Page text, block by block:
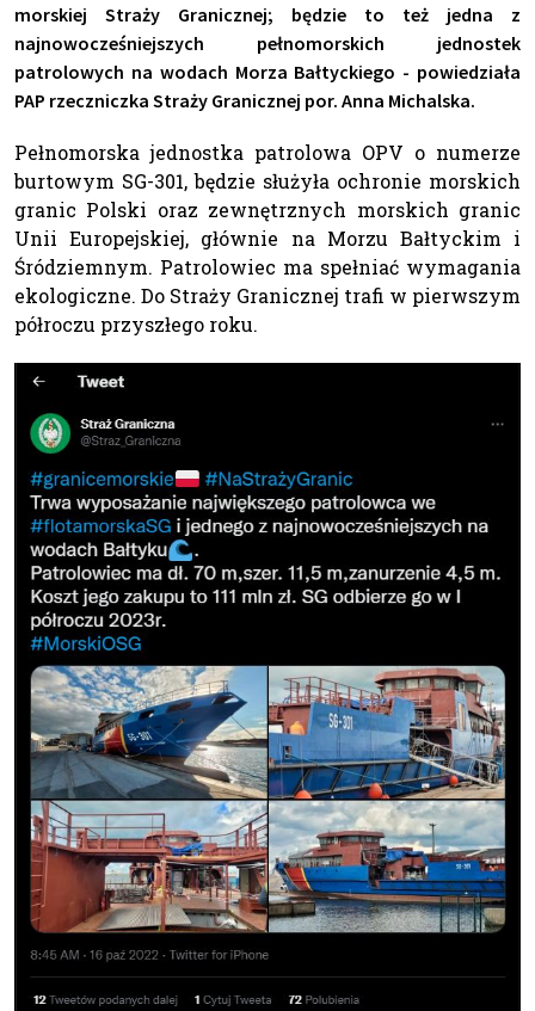
morskiej Straży Granicznej; będzie to też jedna z
najnowocześniejszych pełnomorskich jednostek
patrolowych na wodach Morza Bałtyckiego - powiedziała
PAP rzeczniczka Straży Granicznej por. Anna Michalska.
Pełnomorska jednostka patrolowa OPV o numerze
burtowym SG-301, będzie służyła ochronie morskich
granic Polski oraz zewnętrznych morskich granic
Unii Europejskiej, głównie na Morzu Bałtyckim i
Śródziemnym. Patrolowiec ma spełniać wymagania
ekologiczne. Do Straży Granicznej trafi w pierwszym
półroczu przyszłego roku.